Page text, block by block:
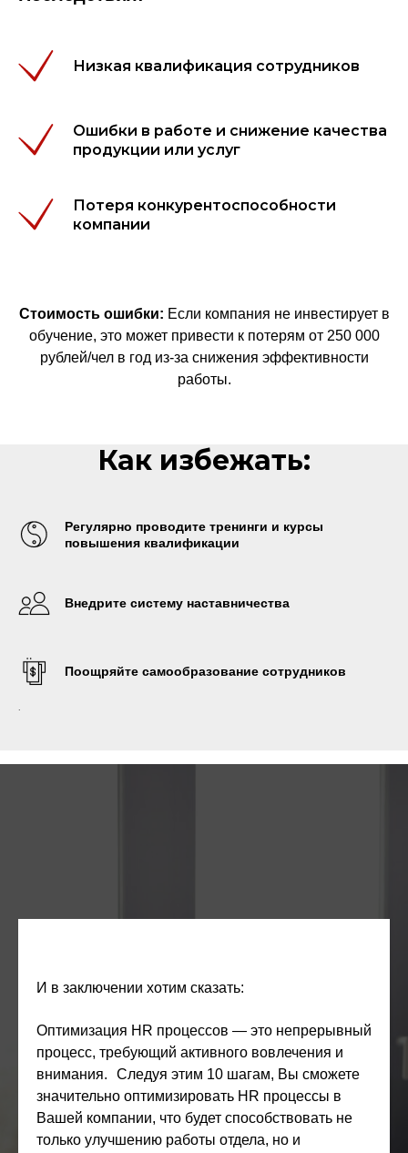
Низкая квалификация сотрудников
Ошибки в работе и снижение качества
продукции или услуг
Потеря конкурентоспособности
компании
Стоимость ошибки: Если компания не инвестирует в
обучение, это может привести к потерям от 250 000
рублей/чел в год из-за снижения эффективности
работы.
Как избежать:
Регулярно проводите тренинги и курсы
повышения квалификации
Внедрите систему наставничества
Поощряйте самообразование сотрудников
.
И в заключении хотим сказать:
Оптимизация HR процессов — это непрерывный
процесс, требующий активного вовлечения и
внимания.
Следуя этим 10 шагам, Вы сможете
значительно оптимизировать HR процессы в
Вашей компании, что будет способствовать не
только улучшению работы отдела, но и